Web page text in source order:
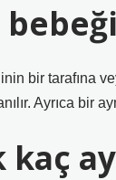
bir tarafına
Ayrıca bir